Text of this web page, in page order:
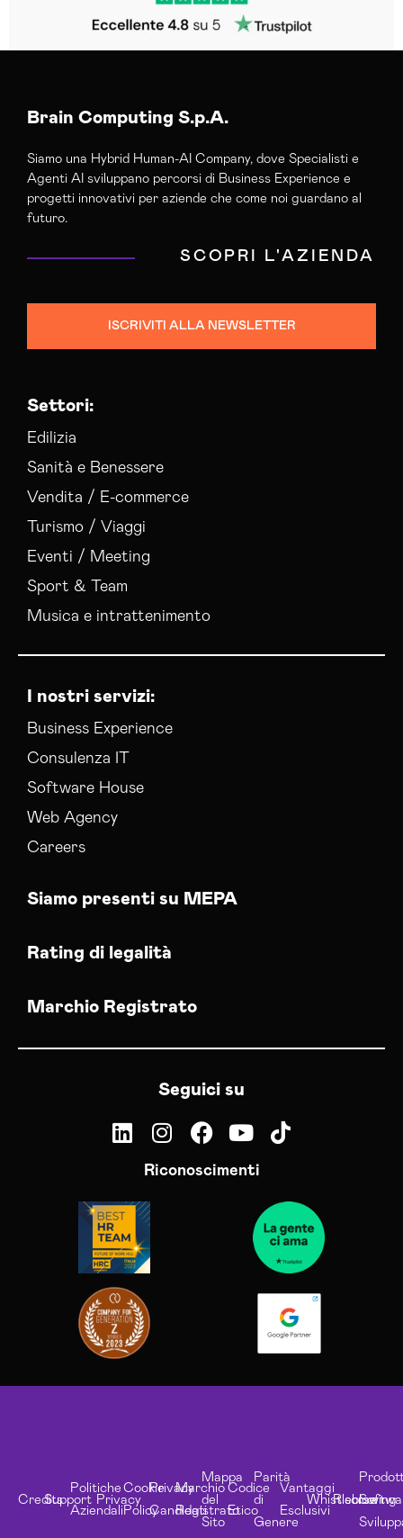
Brain Computing S.p.A.
Siamo una Hybrid Human-AI Company, dove Specialisti e
Agenti AI sviluppano percorsi di Business Experience e
progetti innovativi per aziende che come noi guardano al
futuro.
SCOPRI L'AZIENDA
ISCRIVITI ALLA NEWSLETTER
Settori:
Edilizia
Sanità e Benessere
Vendita / E-commerce
Turismo / Viaggi
Eventi / Meeting
Sport & Team
Musica e intrattenimento
I nostri servizi:
Business Experience
Consulenza IT
Software House
Web Agency
Careers
Siamo presenti su MEPA
Rating di legalità
Marchio Registrato
Seguici su
Riconoscimenti
CreditsSupport
Politiche
Aziendali
Privacy
Cookie
Policy
Privacy
Candidati
Marchio
Registrato
Mappa
del
Sito
Codice
Etico
Parità
di
Genere
Vantaggi
Esclusivi
Whistleblowing
Risorse